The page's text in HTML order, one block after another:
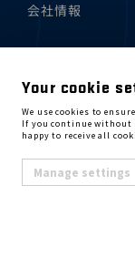
会社情報
サービス
認証
Your cookie
We use cookies to
If you continue without
happy to receive all
Manage settings